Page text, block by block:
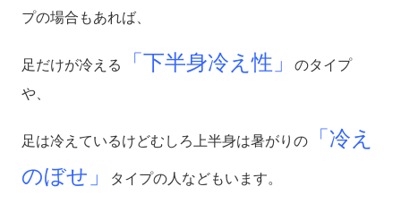
プの場合もあれば、
足だけが冷える 「下半身冷え性」
のタイプ
や、
足は冷えているけどむしろ上半身は暑がりの「冷え
のぼせ」
タイプの人などもいます。